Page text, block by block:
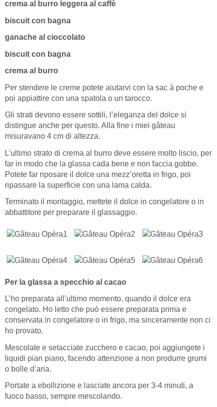
crema al burro leggera al caffè
biscuit con bagna
ganache al cioccolato
biscuit con bagna
crema al burro
Per stendere le creme potete aiutarvi con la sac à poche e
poi appiattire con una spatola o un tarocco.
Gli strati devono essere sottili, l’eleganza del dolce si
distingue anche per questo. Alla fine i miei gâteau
misuravano 4 cm di altezza.
L’ultimo strato di crema al burro deve essere molto liscio, per
far in modo che la glassa cada bene e non faccia gobbe.
Potete far riposare il dolce una mezz’oretta in frigo, poi
ripassare la superficie con una lama calda.
Terminato il montaggio, mettete il dolce in congelatore o in
abbattitore per preparare il glassaggio.
Per la glassa a specchio al cacao
L’ho preparata all’ultimo momento, quando il dolce era
congelato. Ho letto che può essere preparata prima e
conservata in congelatore o in frigo, ma sinceramente non ci
ho provato.
Mescolate e setacciate zucchero e cacao, poi aggiungete i
liquidi pian piano, facendo attenzione a non produrre grumi
o bolle d’aria.
Portate a ebollizione e lasciate ancora per 3-4 minuti, a
fuoco basso, sempre mescolando.